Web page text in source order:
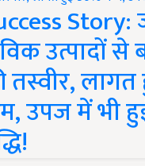
उत्पादों से
तस्वीर,
उपज में भी